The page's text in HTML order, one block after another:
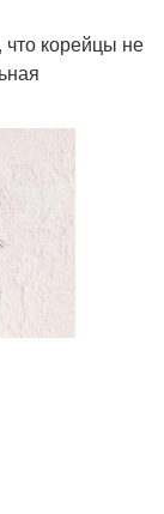
что корейцы не